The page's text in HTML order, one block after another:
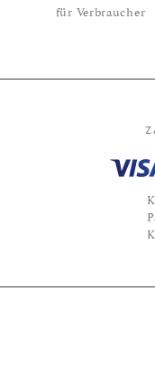
für Verbraucher